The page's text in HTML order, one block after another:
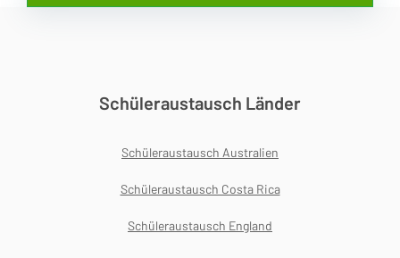
Schüleraustausch Länder
Schüleraustausch Australien
Schüleraustausch Costa Rica
Schüleraustausch England